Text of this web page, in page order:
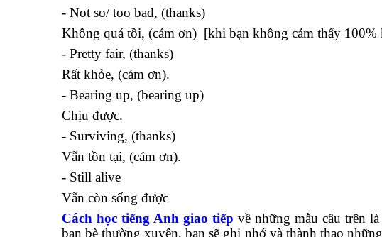
- Not so/ too bad, (thanks)
Không quá tồi, (cám ơn) [khi bạn không cảm thấy 100%
- Pretty fair, (thanks)
Rất khỏe, (cám ơn).
- Bearing up, (bearing up)
Chịu được.
- Surviving, (thanks)
Vẫn tồn tại, (cám ơn).
- Still alive
Vẫn còn sống được
Cách học tiếng Anh giao tiếp về những mẫu câu trên
bạn bè thường xuyên, bạn sẽ ghi nhớ và thành thạo